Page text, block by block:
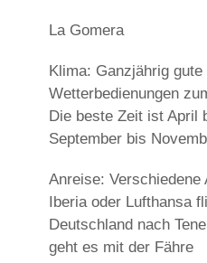
La Gomera
Klima: Ganzjährig gute
Wetterbedienungen
Die beste Zeit ist April
September bis
Anreise: Verschiedene
Iberia oder Lufthansa
Deutschland nach
geht es mit der Fähre